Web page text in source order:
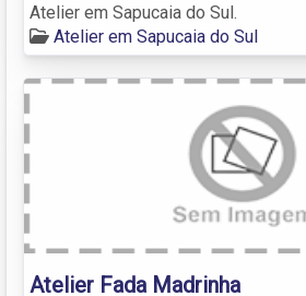
Atelier em Sapucaia do Sul.
Atelier em Sapucaia do Sul
Atelier Fada Madrinha